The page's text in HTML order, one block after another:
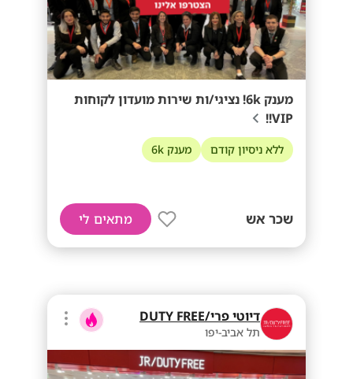
מענק 6k! נציגי/ות שירות מועדון לקוחות
VIP!!
ללא ניסיון קודם מענק 6k
שכר אש מתאים לי
דיוטי פרי/DUTY FREE
תל אביב-יפו